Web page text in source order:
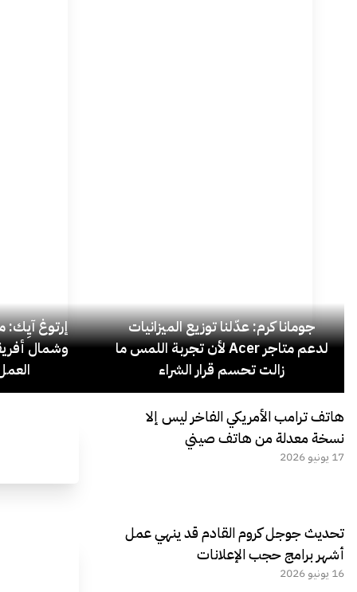
جومانا كرم: عدّلنا توزيع الميزانيات
لدعم متاجر Acer لأن تجربة اللمس ما
زالت تحسم قرار الشراء
إرتوغ آيِك:
وشمال
هاتف ترامب الأمريكي الفاخر ليس إلا
نسخة معدلة من هاتف صيني
17 يونيو 2026
تحديث جوجل كروم القادم قد ينهي عمل
أشهر برامج حجب الإعلانات
16 يونيو 2026